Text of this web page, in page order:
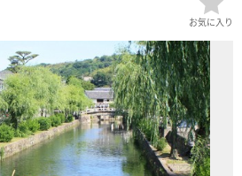
お気に入り